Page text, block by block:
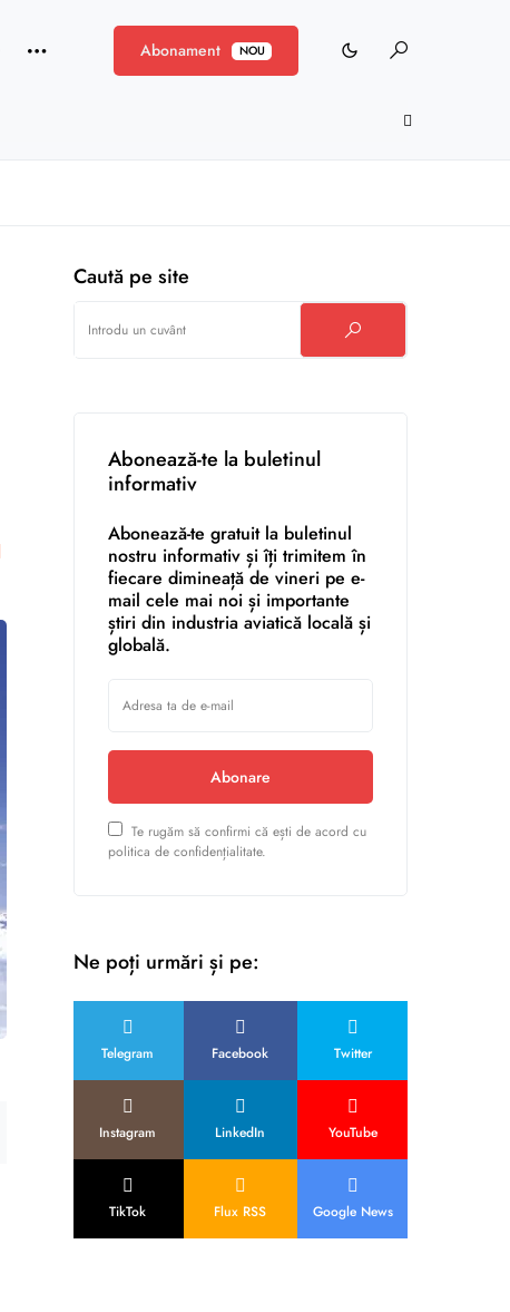
Abonament NOU
Caută pe site
Abonează-te la buletinul
informativ
Abonează-te gratuit la buletinul
nostru informativ și îți trimitem în
fiecare dimineață de vineri pe e-
mail cele mai noi și importante
știri din industria aviatică locală și
globală.
Abonare
Te rugăm să confirmi că ești de acord cu
politica de confidențialitate.
Ne poți urmări și pe:
Telegram Facebook Twitter
Instagram LinkedIn YouTube
TikTok Flux RSS Google News